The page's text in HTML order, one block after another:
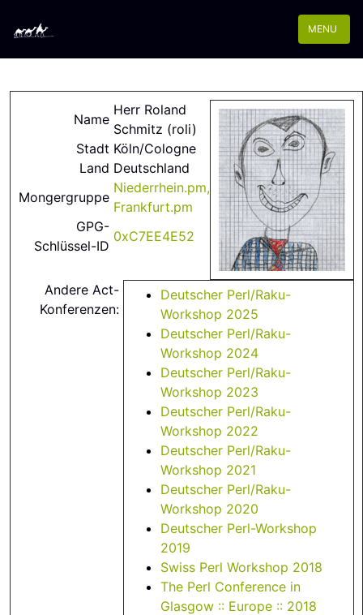
MENU
Name
Herr Roland
Schmitz (‎roli‎)
Stadt Köln/Cologne
Land Deutschland
Mongergruppe
Niederrhein.pm,
Frankfurt.pm
GPG-
Schlüssel-ID
0xC7EE4E52
Andere Act-
Konferenzen:
Deutscher Perl/Raku-
Workshop 2025
Deutscher Perl/Raku-
Workshop 2024
Deutscher Perl/Raku-
Workshop 2023
Deutscher Perl/Raku-
Workshop 2022
Deutscher Perl/Raku-
Workshop 2021
Deutscher Perl/Raku-
Workshop 2020
Deutscher Perl-Workshop
2019
Swiss Perl Workshop 2018
The Perl Conference in
Glasgow :: Europe :: 2018